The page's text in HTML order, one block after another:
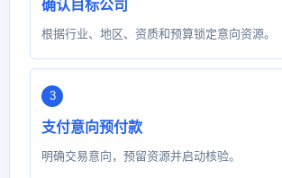
确认目标公司
根据行业、地区、资质和预算锁定意向资源。
支付意向预付款
明确交易意向，预留资源并启动核验。